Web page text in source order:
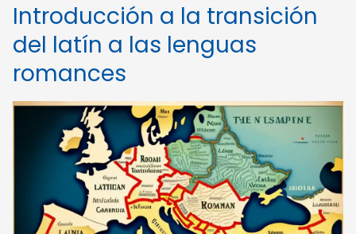
Introducción a la transición
del latín a las lenguas
romances